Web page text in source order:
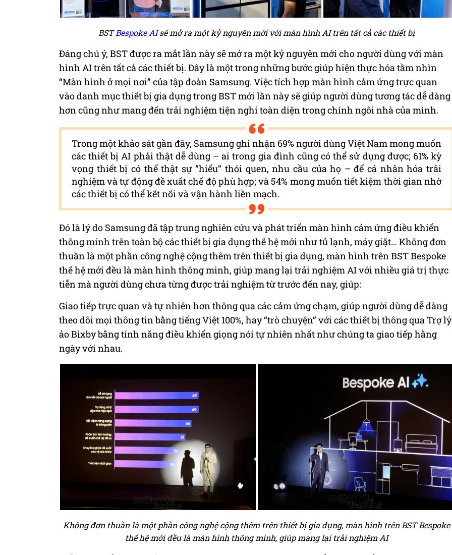
BSTBespoke AIsẽ mở ra một kỷ nguyên mới với màn hình AI trên tất cả các thiết bị
Đáng chú ý, BST được ra mắt lần này sẽ mở ra một kỷ nguyên mới cho người dùng với màn
hình AI trên tất cả các thiết bị. Đây là một trong những bước giúp hiện thực hóa tầm nhìn
“Màn hình ở mọi nơi” của tập đoàn Samsung. Việc tích hợp màn hình cảm ứng trực quan
vào danh mục thiết bị gia dụng trong BST mới lần này sẽ giúp người dùng tương tác dễ dàng
hơn cũng như mang đến trải nghiệm tiện nghi toàn diện trong chính ngôi nhà của mình.
Trong một khảo sát gần đây, Samsung ghi nhận 69% người dùng Việt Nam mong muốn
các thiết bị AI phải thật dễ dùng – ai trong gia đình cũng có thể sử dụng được; 61% kỳ
vọng thiết bị có thể thật sự “hiểu” thói quen, nhu cầu của họ – để cá nhân hóa trải
nghiệm và tự động đề xuất chế độ phù hợp; và 54% mong muốn tiết kiệm thời gian nhờ
các thiết bị có thể kết nối và vận hành liền mạch.
Đó là lý do Samsung đã tập trung nghiên cứu và phát triển màn hình cảm ứng điều khiển
thông minh trên toàn bộ các thiết bị gia dụng thế hệ mới như tủ lạnh, máy giặt… Không đơn
thuần là một phần công nghệ cộng thêm trên thiết bị gia dụng, màn hình trên BST Bespoke
thế hệ mới đều là màn hình thông minh, giúp mang lại trải nghiệm AI với nhiều giá trị thực
tiễn mà người dùng chưa từng được trải nghiệm từ trước đến nay, giúp:
Giao tiếp trực quan và tự nhiên hơn thông qua các cảm ứng chạm, giúp người dùng dễ dàng
theo dõi mọi thông tin bằng tiếng Việt 100%, hay “trò chuyện” với các thiết bị thông qua Trợ lý
ảo Bixby bằng tính năng điều khiển giọng nói tự nhiên nhất như chúng ta giao tiếp hằng
ngày với nhau.
Không đơn thuần là một phần công nghệ cộng thêm trên thiết bị gia dụng, màn hình trên BST Bespoke
thế hệ mới đều là màn hình thông minh, giúp mang lại trải nghiệm AI